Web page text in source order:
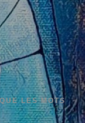
LES MOTS